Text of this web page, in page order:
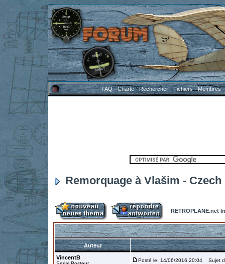
FAQ-Charte-Rechercher-Fichiers-Membres
Remorquage à Vlašim -
RETROPLANE.net
Auteur
VincentB
Posté le: 14/06/2016 20:04 Sujet